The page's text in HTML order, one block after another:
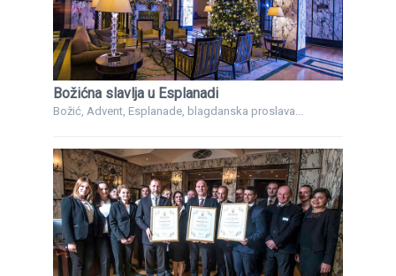
Božićna slavlja u Esplanadi
Božić, Advent, Esplanade, blagdanska proslava...